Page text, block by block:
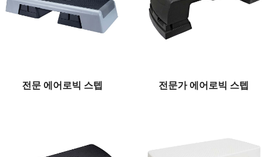
전문 에어로빅 스텝 전문가 에어로빅 스텝